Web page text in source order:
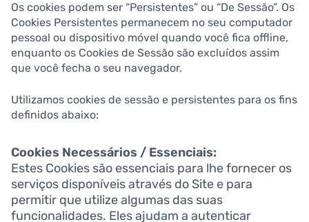
Os cookies podem ser “Persistentes” ou “De Sessão”. Os
Cookies Persistentes permanecem no seu computador
pessoal ou dispositivo móvel quando você fica offline,
enquanto os Cookies de Sessão são excluídos assim
que você fecha o seu navegador.
Utilizamos cookies de sessão e persistentes para os fins
definidos abaixo:
Cookies Necessários / Essenciais:
Estes Cookies são essenciais para lhe fornecer os
serviços disponíveis através do Site e para
permitir que utilize algumas das suas
funcionalidades. Eles ajudam a autenticar